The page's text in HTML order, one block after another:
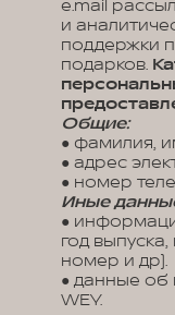
e.mail
и
поддержки
подарков.
Общие:
● фамилия,
● адрес
● номер
Иные
●
год
номер и др).
● данные
WEY.